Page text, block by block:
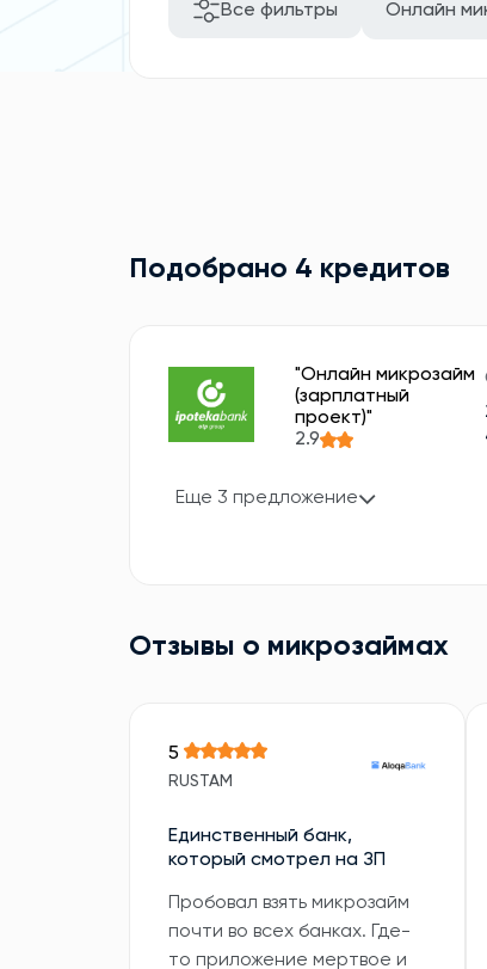
Все фильтры Онлайн
Подобрано 4 кредитов
"Онлайн микрозайм
(зарплатный
проект)"
2.9
Еще 3 предложение
Отзывы о микрозаймах
5
RUSTAM
Единственный банк,
который смотрел на ЗП
Пробовал взять микрозайм
почти во всех банках. Где-
то приложение мертвое и